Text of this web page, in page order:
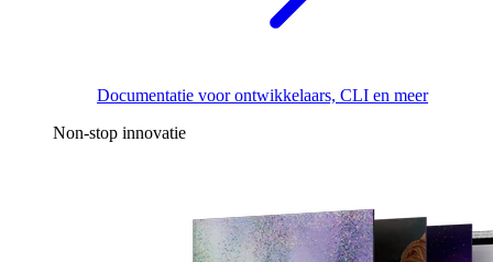
Documentatie voor ontwikkelaars, CLI en meer
Non-stop innovatie